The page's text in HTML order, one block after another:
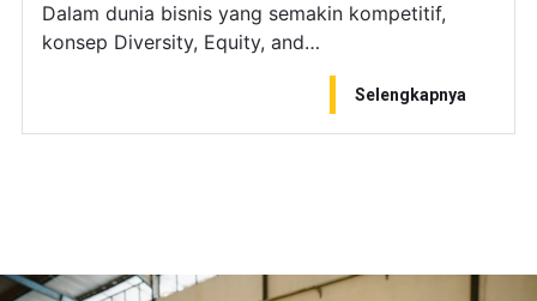
Dalam dunia bisnis yang semakin kompetitif,
konsep Diversity, Equity, and…
Selengkapnya